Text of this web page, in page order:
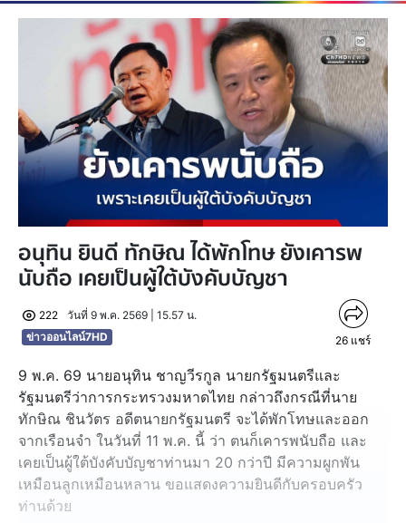
อนุทิน ยินดี ทักษิณ ได้พักโทษ ยังเคารพ
นับถือ เคยเป็นผู้ใต้บังคับบัญชา
222
วันที่ 9 พ.ค. 2569 | 15.57 น.
ข่าวออนไลน์7HD
26 แชร์
9 พ.ค. 69 นายอนุทิน ชาญวีรกูล นายกรัฐมนตรีและ​
รัฐมนตรี​ว่าการ​กระทรวง​มหาดไทย กล่าวถึงกรณีที่นาย
ทักษิณ ชินวัตร อดีตนายกรัฐมนตรี จะได้พักโทษและออก
จากเรือนจำ ในวันที่ 11 พ.ค. นี้ ว่า ตนก็เคารพนับถือ และ
เคยเป็นผู้ใต้บังคับบัญชาท่านมา 20 กว่าปี มีความผูกพัน
เหมือนลูกเหมือนหลาน ขอแสดงความยินดีกับครอบครัว
ท่านด้วย